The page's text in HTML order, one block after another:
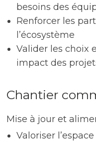
besoins des
Renforcer les
l’écosystème
Valider les choix
impact des
Chantier
Mise à jour et
Valoriser